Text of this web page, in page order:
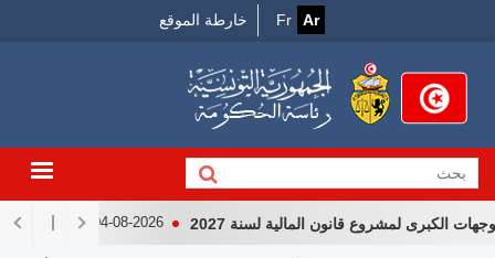
الرئيسي
Fr Ar
Menu
خارطة الموقع
لمشروع قانون المالية لسنة 2027 04-08-2026 لقاء رئيس